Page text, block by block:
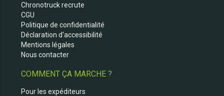
Chronotruck recrute
CGU
Politique de confidentialité
Déclaration d'accessibilité
Mentions légales
Nous contacter
COMMENT ÇA MARCHE ?
Pour les expéditeurs